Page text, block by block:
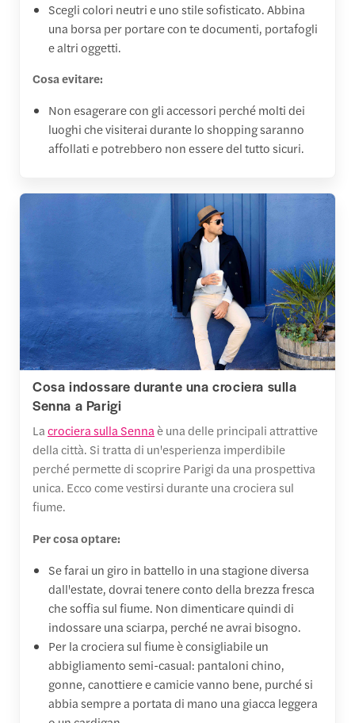
Scegli colori neutri e uno stile sofisticato. Abbina
una borsa per portare con te documenti, portafogli
e altri oggetti.
Cosa evitare:
Non esagerare con gli accessori perché molti dei
luoghi che visiterai durante lo shopping saranno
affollati e potrebbero non essere del tutto sicuri.
Cosa indossare durante una crociera sulla
Senna a Parigi
Lacrociera sulla Sennaè una delle principali attrattive
della città. Si tratta di un'esperienza imperdibile
perché permette di scoprire Parigi da una prospettiva
unica. Ecco come vestirsi durante una crociera sul
fiume.
Per cosa optare:
Se farai un giro in battello in una stagione diversa
dall'estate, dovrai tenere conto della brezza fresca
che soffia sul fiume. Non dimenticare quindi di
indossare una sciarpa, perché ne avrai bisogno.
Per la crociera sul fiume è consigliabile un
abbigliamento semi-casual: pantaloni chino,
gonne, canottiere e camicie vanno bene, purché si
abbia sempre a portata di mano una giacca leggera